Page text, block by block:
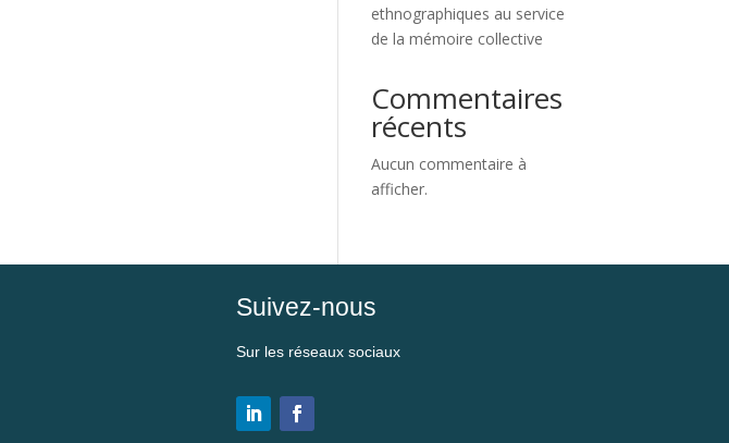
ethnographiques au service
de la mémoire collective
Commentaires
récents
Aucun commentaire à
afficher.
Suivez-nous
Sur les réseaux sociaux